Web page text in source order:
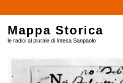
Mappa Storica
le radici al plurale di Intesa Sanpaolo